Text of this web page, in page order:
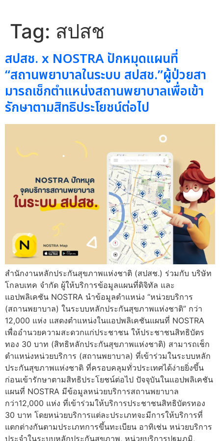
Tag: สปสช
สปสช. x NOSTRA ปักหมุดแผนที่
“สถานพยาบาลในระบบ สปสช.”ผู้ป่วยสา
มารถเช็กตำแหน่งสถานพยาบาลเพื่อเข้า
รักษาตามสิทธิประโยชน์ต่อไป
สำนักงานหลักประกันสุขภาพแห่งชาติ (สปสช.) ร่วมกับ บริษัท
โกลบเทค จำกัด ผู้ให้บริการข้อมูลแผนที่ดิจิทัล และ
แอปพลิเคชัน NOSTRA นำข้อมูลตำแหน่ง “หน่วยบริการ
(สถานพยาบาล) ในระบบหลักประกันสุขภาพแห่งชาติ” กว่า
12,000 แห่ง แสดงตำแหน่งในแอปพลิเคชันแผนที่ NOSTRA
เพื่ออำนวยความสะดวกแก่ประชาชน ให้ประชาชนสิทธิบัตร
ทอง 30 บาท (สิทธิหลักประกันสุขภาพแห่งชาติ) สามารถเช็ก
ตำแหน่งหน่วยบริการ (สถานพยาบาล) ที่เข้าร่วมในระบบหลัก
ประกันสุขภาพแห่งชาติ ที่ครอบคลุมทั่วประเทศได้ง่ายยิ่งขึ้น
ก่อนเข้ารักษาตามสิทธิประโยชน์ต่อไป ปัจจุบันในแอปพลิเคชัน
แผนที่ NOSTRA มีข้อมูลหน่วยบริการสถานพยาบาล
กว่า12,000 แห่ง ที่เข้าร่วมให้บริการประชาชนสิทธิบัตรทอง
30 บาท โดยหน่วยบริการแต่ละประเภทจะมีการให้บริการที่
แตกต่างกันตามประเภทการขึ้นทะเบียน อาทิเช่น หน่วยบริการ
ประจำในระบบหลักประกันสุขภาพ, หน่วยบริการปฐมภูมิ,